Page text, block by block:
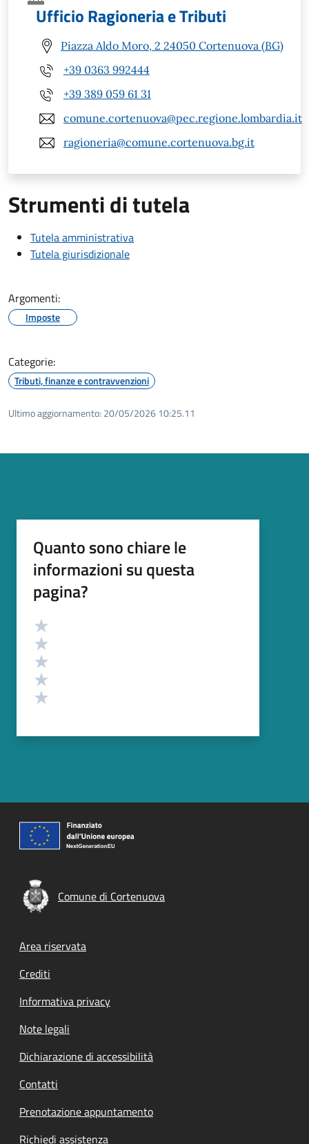
Ufficio Ragioneria e Tributi
Piazza Aldo Moro, 2 24050 Cortenuova (BG)
+39 0363 992444
+39 389 059 61 31
comune.cortenuova@pec.regione.lombardia.it
ragioneria@comune.cortenuova.bg.it
Strumenti di tutela
Tutela amministrativa
Tutela giurisdizionale
Argomenti:
Imposte
Categorie:
Tributi, finanze e contravvenzioni
Ultimo aggiornamento: 20/05/2026 10:25.11
Quanto sono chiare le
informazioni su questa
pagina?
Valutazione
Comune di Cortenuova
Footer menu
Area riservata
Crediti
Informativa privacy
Note legali
Dichiarazione di accessibilità
Contatti
Prenotazione appuntamento
Richiedi assistenza